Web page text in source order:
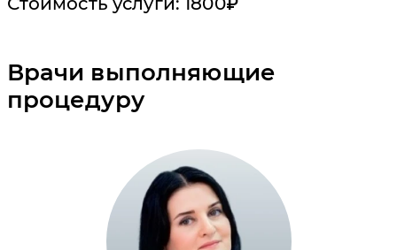
Врачи выполняющие
процедуру